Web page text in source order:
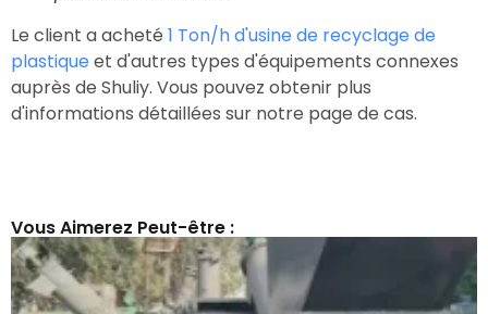
Le client a acheté 1 Ton/h d'usine de recyclage de
plastique et d'autres types d'équipements connexes
auprès de Shuliy. Vous pouvez obtenir plus
d'informations détaillées sur notre page de cas.
Vous Aimerez Peut-être :